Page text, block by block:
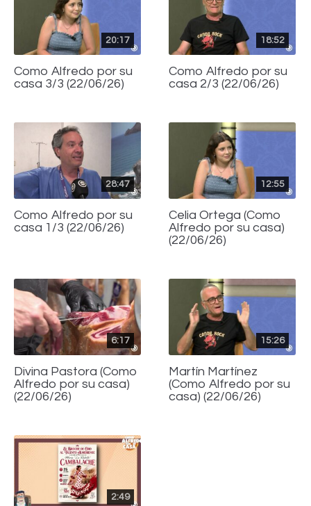
20:17
Como Alfredo por su
casa 3/3 (22/06/26)
18:52
Como Alfredo por su
casa 2/3 (22/06/26)
28:47
Como Alfredo por su
casa 1/3 (22/06/26)
12:55
Celia Ortega (Como
Alfredo por su casa)
(22/06/26)
6:17
Divina Pastora (Como
Alfredo por su casa)
(22/06/26)
15:26
Martín Martínez
(Como Alfredo por su
casa) (22/06/26)
2:49